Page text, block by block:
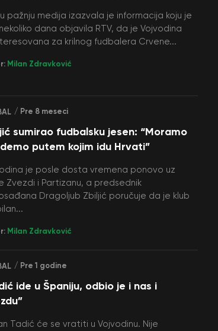
pažnju medija izazvala je informacija koju je
dana objavila RTV, da je Vojvodina
za krilnog fudbalera Crvene...
Milan Zdravković
/ Pre 8 meseci
sumirao fudbalsku jesen: “Moramo
putem kojim idu Hrvati”
je posle dosta vremena ponovo uz
Zvezdi i Partizanu, a predsednik
Dragoljub Zbiljić poručuje da je klub
Milan Zdravković
/ Pre 1 godine
ide u Španiju, odbio je i nas i
Tadić će se vratiti u Vojvodinu. Nije